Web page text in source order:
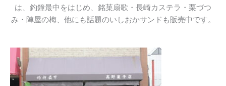
は、釣鐘最中をはじめ、銘菓扇歌・長崎カステラ・栗づつ
み・陣屋の梅、他にも話題のいしおかサンドも販売中です。